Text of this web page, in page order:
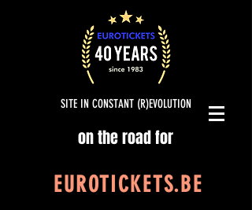
SITE IN CONSTANT (R)EVOLUTION
on the road for
EUROTICKETS.BE